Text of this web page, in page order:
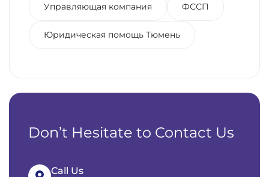
Управляющая компания ФССП
Юридическая помощь Тюмень
Don’t Hesitate to Contact Us
Call Us